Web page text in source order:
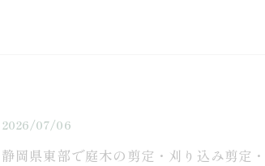
2026/07/06
静岡県東部で庭木の剪定・刈り込み剪定